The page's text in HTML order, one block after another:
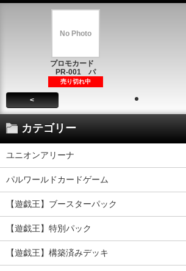
No Photo
プロモカード
PR-001 パ
売り切れ中
<
カテゴリー
ユニオンアリーナ
パルワールドカードゲーム
【遊戯王】ブースターパック
【遊戯王】特別パック
【遊戯王】構築済みデッキ